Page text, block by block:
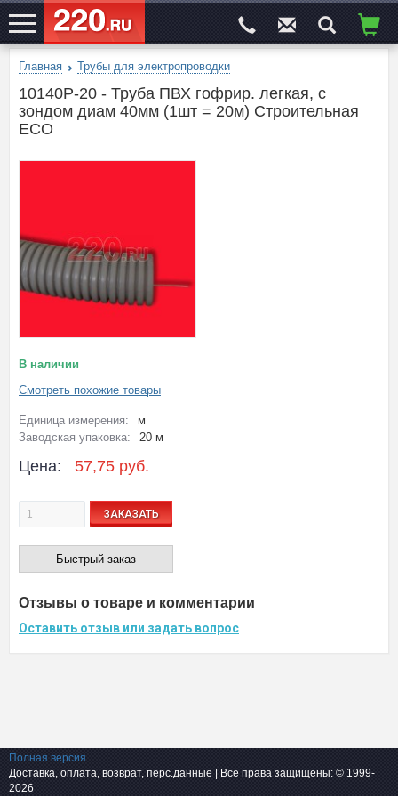
ЭЛЕКТРОСАЙТ№1
Главная Трубы для электропроводки
10140P-20 - Труба ПВХ гофрир. легкая, с
зондом диам 40мм (1шт = 20м) Строительная
ECO
В наличии
Смотреть похожие товары
Единица измерения:
м
Заводская упаковка:
20 м
Цена: 57,75 руб.
ЗАКАЗАТЬ
Быстрый заказ
Отзывы о товаре и комментарии
Оставить отзыв или задать вопрос
Полная версия
Доставка, оплата, возврат, перс.данные | Все права защищены: © 1999-
2026